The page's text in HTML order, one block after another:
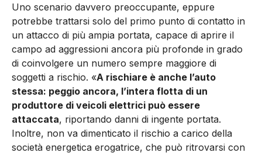
Uno scenario davvero preoccupante, eppure
potrebbe trattarsi solo del primo punto di contatto in
un attacco di più ampia portata, capace di aprire il
campo ad aggressioni ancora più profonde in grado
di coinvolgere un numero sempre maggiore di
soggetti a rischio. «A rischiare è anche l’auto
stessa: peggio ancora, l’intera flotta di un
produttore di veicoli elettrici può essere
attaccata, riportando danni di ingente portata.
Inoltre, non va dimenticato il rischio a carico della
società energetica erogatrice, che può ritrovarsi con